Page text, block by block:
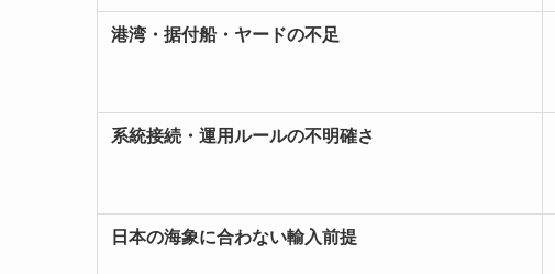
港湾・据付船・ヤードの不足
系統接続・運用ルールの不明確さ
日本の海象に合わない輸入前提